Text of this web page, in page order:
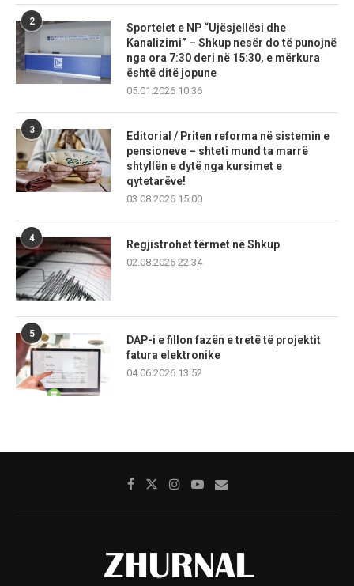
2
Sportelet e NP “Ujësjellësi dhe
Kanalizimi” – Shkup nesër do të punojnë
nga ora 7:30 deri në 15:30, e mërkura
është ditë jopune
05.01.2026 10:36
3
Editorial / Priten reforma në sistemin e
pensioneve – shteti mund ta marrë
shtyllën e dytë nga kursimet e
qytetarëve!
03.08.2026 15:00
4
Regjistrohet tërmet në Shkup
02.08.2026 22:34
5
DAP-i e fillon fazën e tretë të projektit
fatura elektronike
04.06.2026 13:52